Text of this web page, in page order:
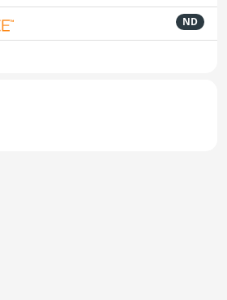
ND